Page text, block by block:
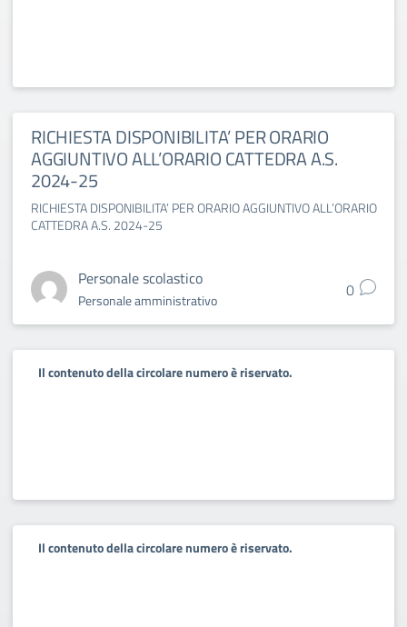
RICHIESTA DISPONIBILITA’ PER ORARIO
AGGIUNTIVO ALL’ORARIO CATTEDRA A.S.
2024-25
RICHIESTA DISPONIBILITA’ PER ORARIO AGGIUNTIVO ALL’ORARIO
CATTEDRA A.S. 2024-25
Personale scolastico
Personale amministrativo 0
Il contenuto della circolare numero è riservato.
Il contenuto della circolare numero è riservato.